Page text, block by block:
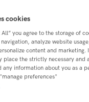
een ernstig
(EPA) en
levensgebieden,
cookies
you agree to the storage of
analyze website
content and marketing.
place the strictly necessary and
any information about you as a
preferences"